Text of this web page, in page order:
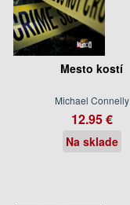
Mesto kostí
Michael Connelly
12.95 €
Na sklade